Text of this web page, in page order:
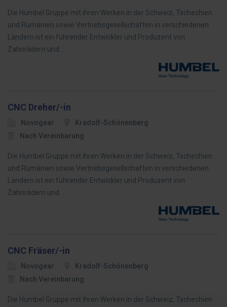
Die Humbel Gruppe mit ihren Werken in der Schweiz, Tschechien
und Rumänien sowie Vertriebsgesellschaften in verschiedenen
Ländern ist ein führender Entwickler und Produzent von
Zahnrädern und…
CNC Dreher/-in
Novogear
Kradolf-Schönenberg
Nach Vereinbarung
Die Humbel Gruppe mit ihren Werken in der Schweiz, Tschechien
und Rumänien sowie Vertriebsgesellschaften in verschiedenen
Ländern ist ein führender Entwickler und Produzent von
Zahnrädern und…
CNC Fräser/-in
Novogear
Kradolf-Schönenberg
Nach Vereinbarung
Die Humbel Gruppe mit ihren Werken in der Schweiz, Tschechien